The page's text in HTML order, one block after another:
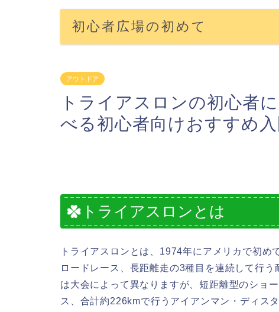
初心者広場の初めて
アウトドア
トライアスロンの初心者
べる初心者向けおすすめ
トライアスロンとは
トライアスロンとは、1974年にアメリカで初
ロードレース、長距離走の3種目を連続して行
は大会によって異なりますが、短距離型のショ
ス、合計約226kmで行うアイアンマン・ディス